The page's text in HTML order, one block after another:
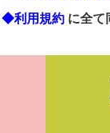
◆利用規約 に全て